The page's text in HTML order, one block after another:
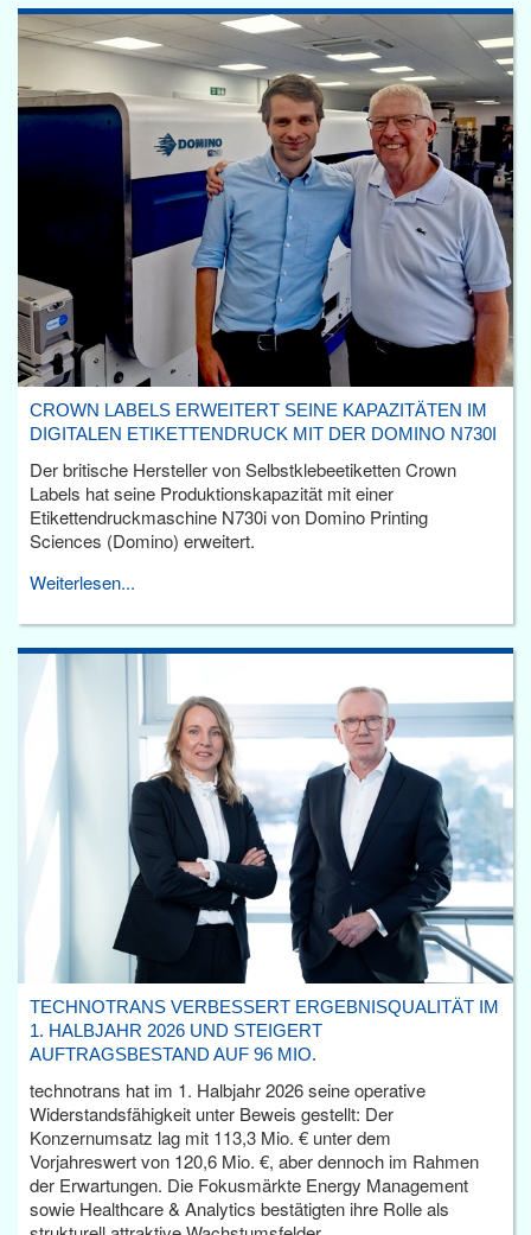
CROWN LABELS ERWEITERT SEINE KAPAZITÄTEN IM
DIGITALEN ETIKETTENDRUCK MIT DER DOMINO N730I
Der britische Hersteller von Selbstklebeetiketten Crown
Labels hat seine Produktionskapazität mit einer
Etikettendruckmaschine N730i von Domino Printing
Sciences (Domino) erweitert.
Weiterlesen...
TECHNOTRANS VERBESSERT ERGEBNISQUALITÄT IM
1. HALBJAHR 2026 UND STEIGERT
AUFTRAGSBESTAND AUF 96 MIO.
technotrans hat im 1. Halbjahr 2026 seine operative
Widerstandsfähigkeit unter Beweis gestellt: Der
Konzernumsatz lag mit 113,3 Mio. € unter dem
Vorjahreswert von 120,6 Mio. €, aber dennoch im Rahmen
der Erwartungen. Die Fokusmärkte Energy Management
sowie Healthcare & Analytics bestätigten ihre Rolle als